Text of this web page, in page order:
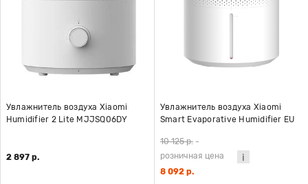
Увлажнитель воздуха Xiaomi
Humidifier 2 Lite MJJSQ06DY
2 897 р.
Увлажнитель воздуха Xiaomi
Smart Evaporative Humidifier EU
10 125 р. -
розничная цена
8 092 р.